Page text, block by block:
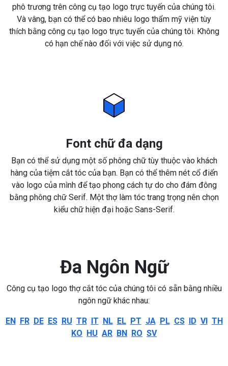
phô trương trên công cụ tạo logo trực tuyến của chúng tôi.
Và vâng, bạn có thể có bao nhiêu logo thẩm mỹ viện tùy
thích bằng công cụ tạo logo trực tuyến của chúng tôi. Không
có hạn chế nào đối với việc sử dụng nó.
Font chữ đa dạng
Bạn có thể sử dụng một số phông chữ tùy thuộc vào khách
hàng của tiệm cắt tóc của bạn. Bạn có thể thêm nét cổ điển
vào logo của mình để tạo phong cách tự do cho đám đông
bằng phông chữ Serif. Một thợ làm tóc trang trọng nên chọn
kiểu chữ hiện đại hoặc Sans-Serif.
Đa Ngôn Ngữ
Công cụ tạo logo thợ cắt tóc của chúng tôi có sẵn bằng nhiều
ngôn ngữ khác nhau:
EN FR DE ES RU TR IT NL EL PT JA PL CS ID VI TH
KO HU AR BN RO SV